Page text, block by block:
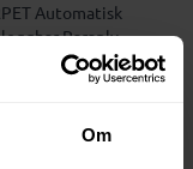
Om
Automatisk
Paraply
ved 100 stk.